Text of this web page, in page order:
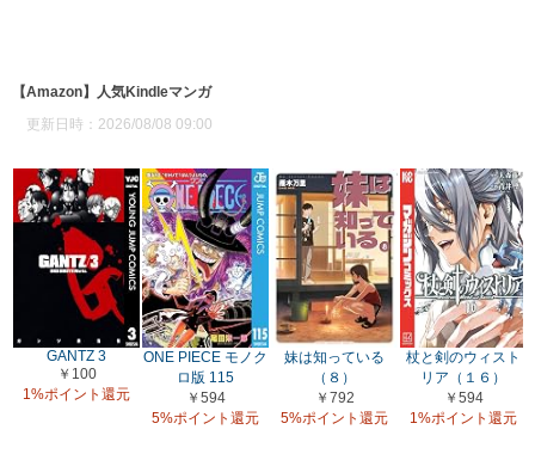
【Amazon】人気Kindleマンガ
更新日時：2026/08/08 09:00
GANTZ 3
￥100
1%ポイント還元
ONE PIECE モノク
ロ版 115
￥594
5%ポイント還元
妹は知っている
（８）
￥792
5%ポイント還元
杖と剣のウィスト
リア（１６）
￥594
1%ポイント還元